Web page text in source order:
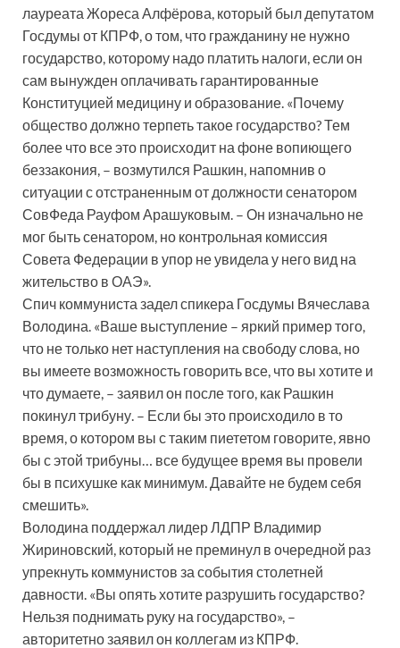
лауреата Жореса Алфёрова, который был депутатом
Госдумы от КПРФ, о том, что гражданину не нужно
государство, которому надо платить налоги, если он
сам вынужден оплачивать гарантированные
Конституцией медицину и образование. «Почему
общество должно терпеть такое государство? Тем
более что все это происходит на фоне вопиющего
беззакония, – возмутился Рашкин, напомнив о
ситуации с отстраненным от должности сенатором
СовФеда Рауфом Арашуковым. – Он изначально не
мог быть сенатором, но контрольная комиссия
Совета Федерации в упор не увидела у него вид на
жительство в ОАЭ».
Спич коммуниста задел спикера Госдумы Вячеслава
Володина. «Ваше выступление – яркий пример того,
что не только нет наступления на свободу слова, но
вы имеете возможность говорить все, что вы хотите и
что думаете, – заявил он после того, как Рашкин
покинул трибуну. – Если бы это происходило в то
время, о котором вы с таким пиететом говорите, явно
бы с этой трибуны… все будущее время вы провели
бы в психушке как минимум. Давайте не будем себя
смешить».
Володина поддержал лидер ЛДПР Владимир
Жириновский, который не преминул в очередной раз
упрекнуть коммунистов за события столетней
давности. «Вы опять хотите разрушить государство?
Нельзя поднимать руку на государство», –
авторитетно заявил он коллегам из КПРФ.